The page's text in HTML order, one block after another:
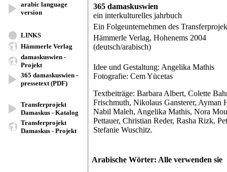
arabic language
version
LINKS
Hämmerle Verlag
damaskuswien -
Projekt
365 damaskuswien -
pressetext (PDF)
Transferprojekt
Damaskus - Katalog
Transferprojekt
Damaskus - Projekt
365 damaskuswien
ein interkulturelles jahrbuch
Ein Folgeunternehmen des
Hämmerle Verlag, Hohenems 2004
(deutsch/arabisch)
Idee und Gestaltung: Angelika Mathis
Fotografie: Cem Yücetas
Textbeiträge: Barbara Albert, Colette
Frischmuth, Nikolaus Gansterer,
Nabil Maleh, Angelika Mathis, Nora
Pettauer, Christian Reder, Rasha Rizk,
Stefanie Wuschitz.
Arabische Wörter: Alle verwenden sie